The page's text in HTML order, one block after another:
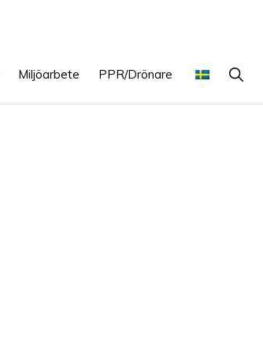
Miljöarbete PPR/Drönare Show